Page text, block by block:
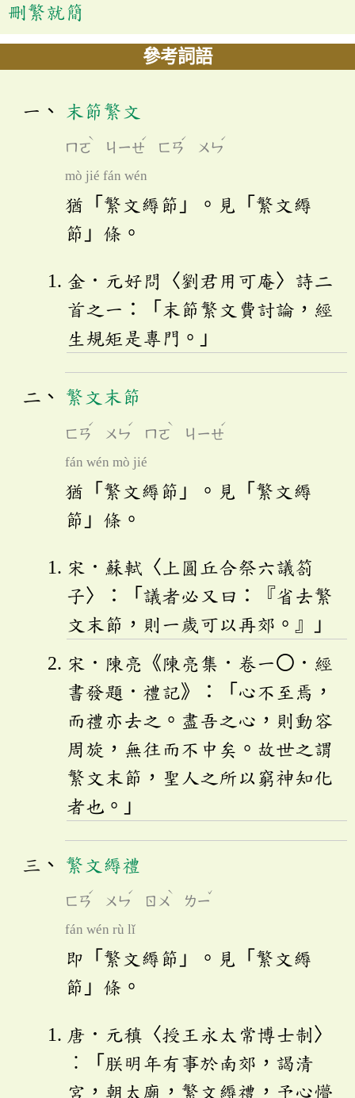
刪繁就簡
參考詞語
末節繁文
ㄇㄛ
ˋ
ㄐㄧㄝ
ˊ
ㄈㄢ
ˊ
ㄨㄣ
ˊ
mò jié fán wén
猶「繁文縟節」。見「繁文縟
節」條。
金．元好問〈劉君用可庵〉詩二
首之一：「末節繁文費討論，經
生規矩是專門。」
繁文末節
ㄈㄢ
ˊ
ㄨㄣ
ˊ
ㄇㄛ
ˋ
ㄐㄧㄝ
ˊ
fán wén mò jié
猶「繁文縟節」。見「繁文縟
節」條。
宋．蘇軾〈上圓丘合祭六議劄
子〉：「議者必又曰：『省去繁
文末節，則一歲可以再郊。』」
宋．陳亮《陳亮集．卷一〇．經
書發題．禮記》：「心不至焉，
而禮亦去之。盡吾之心，則動容
周旋，無往而不中矣。故世之謂
繁文末節，聖人之所以窮神知化
者也。」
繁文縟禮
ㄈㄢ
ˊ
ㄨㄣ
ˊ
ㄖㄨ
ˋ
ㄌㄧ
ˇ
fán wén rù lǐ
即「繁文縟節」。見「繁文縟
節」條。
唐．元稹〈授王永太常博士制〉
︰「朕明年有事於南郊，謁清
宮，朝太廟，繁文縟禮，予心懵